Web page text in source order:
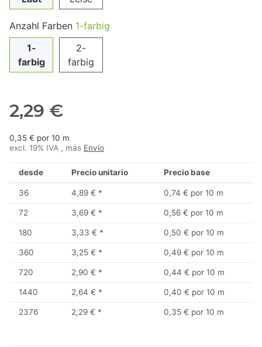
Anzahl Farben 1-farbig
1-
farbig
2-
farbig
2,29 €
0,35 € por 10 m
excl. 19% IVA , más Envío
desde Precio unitario Precio base
36 4,89 € * 0,74 € por 10 m
72 3,69 € * 0,56 € por 10 m
180 3,33 € * 0,50 € por 10 m
360 3,25 € * 0,49 € por 10 m
720 2,90 € * 0,44 € por 10 m
1440 2,64 € * 0,40 € por 10 m
2376 2,29 € * 0,35 € por 10 m